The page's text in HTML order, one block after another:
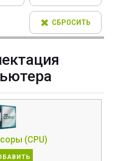
СБРОСИТЬ
(CPU)